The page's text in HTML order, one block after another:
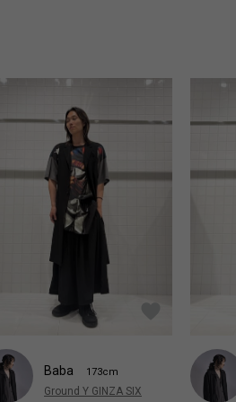
Baba 173cm
Ground Y GINZA SIX